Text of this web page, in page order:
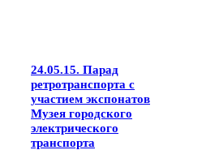
24.05.15. Парад
ретротранспорта с
участием экспонатов
Музея городского
электрического
транспорта